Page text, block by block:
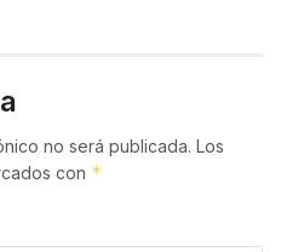
no será publicada. Los
con *